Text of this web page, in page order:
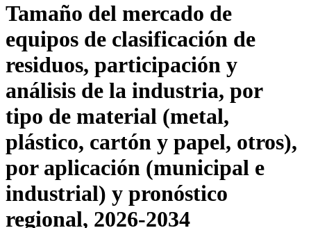
Tamaño del mercado de
equipos de clasificación de
residuos, participación y
análisis de la industria, por
tipo de material (metal,
plástico, cartón y papel, otros),
por aplicación (municipal e
industrial) y pronóstico
regional, 2026-2034